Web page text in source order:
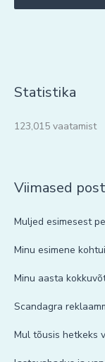
Statistika
123,015 vaatamist
Viimased
Muljed esimesest
Minu esimene
Minu aasta
Scandagra
Mul tõusis hetkeks